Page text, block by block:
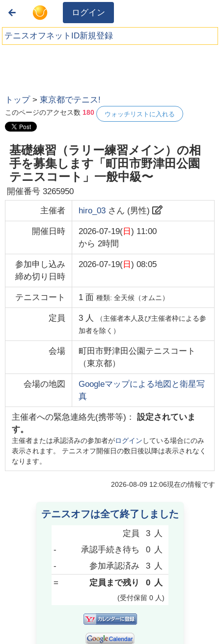
ログイン
テニスオフネットID新規登録
トップ >東京都でテニス!
このページのアクセス数 180 ウォッチリストに入れる
基礎練習（ラリー練習メイン）の相
手を募集します「町田市野津田公園
テニスコート」一般中級〜
開催番号3265950
主催者 hiro_03さん (男性)
開催日時 2026-07-19(日 ) 11:00
から 2時間
参加申し込み
締め切り日時
2026-07-19(日 ) 08:05
テニスコート 1面 種類: 全天候（オムニ）
定員 3 人
（主催者本人及び主催者枠による参
加者を除く）
会場
町田市野津田公園テニスコート
（東京都）
会場の地図
Googleマップによる地図と衛星写
真
主催者への緊急連絡先(携帯等)： 設定されていま
す。
主催者または承認済みの参加者がログイン している場合にのみ
表示されます。 テニスオフ開催日の数日後以降は表示されなく
なります。
2026-08-09 12:06現在の情報です
テニスオフは全て終了しました
定員 3 人
-
承認手続き待ち 0 人
-
参加承認済み 3 人
=
定員まで残り 0 人
(受付保留 0 人)